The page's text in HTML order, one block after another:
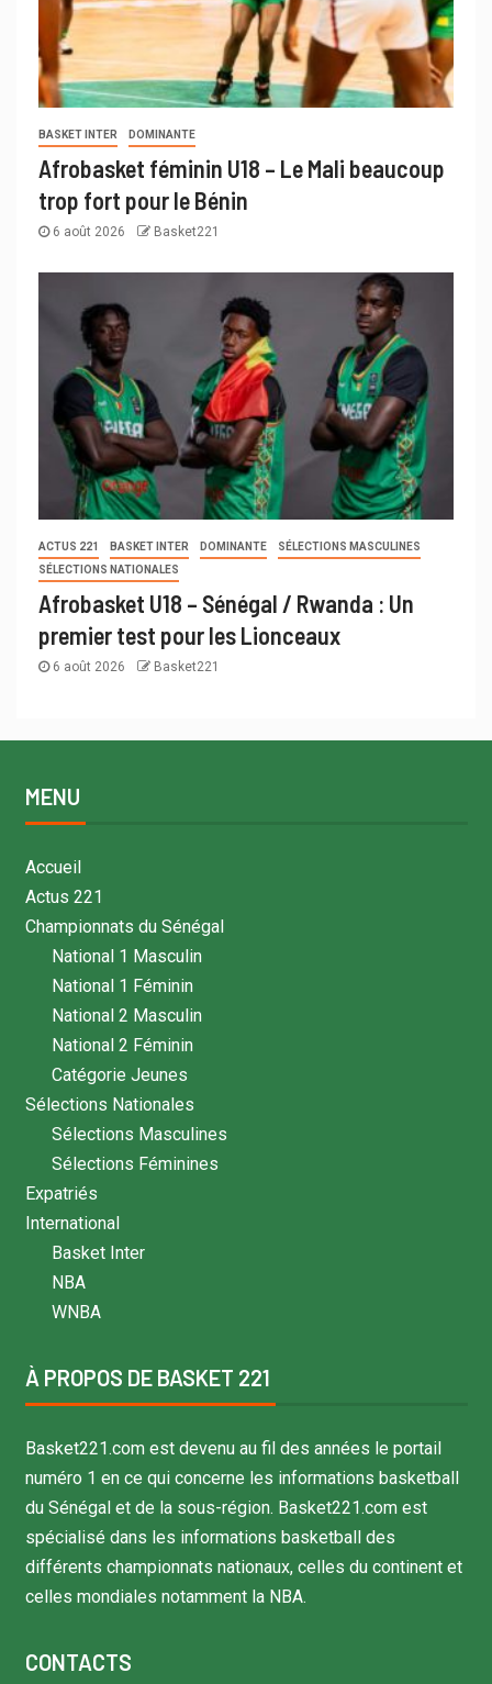
BASKET INTER DOMINANTE
Afrobasket féminin U18 – Le Mali beaucoup
trop fort pour le Bénin
6 août 2026 Basket221
ACTUS 221 BASKET INTER DOMINANTE
SÉLECTIONS MASCULINES
SÉLECTIONS NATIONALES
Afrobasket U18 – Sénégal / Rwanda : Un
premier test pour les Lionceaux
6 août 2026 Basket221
MENU
Accueil
Actus 221
Championnats du Sénégal
National 1 Masculin
National 1 Féminin
National 2 Masculin
National 2 Féminin
Catégorie Jeunes
Sélections Nationales
Sélections Masculines
Sélections Féminines
Expatriés
International
Basket Inter
NBA
WNBA
À PROPOS DE BASKET 221
Basket221.com est devenu au fil des années le portail
numéro 1 en ce qui concerne les informations basketball
du Sénégal et de la sous-région. Basket221.com est
spécialisé dans les informations basketball des
différents championnats nationaux, celles du continent et
celles mondiales notamment la NBA.
CONTACTS